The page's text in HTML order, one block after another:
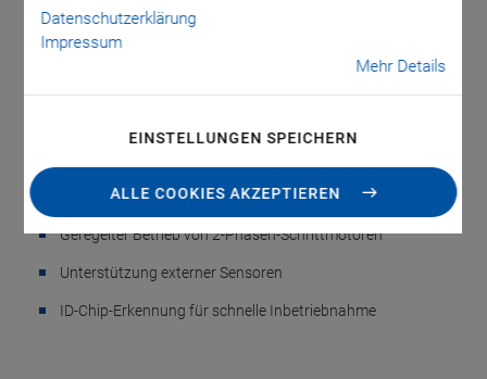
Datenschutzerklärung
Impressum
Mehr Details
EINSTELLUNGEN SPEICHERN
ALLE COOKIES AKZEPTIEREN
Controllermodul
Für modulares Controllersystem C-885
PIMotionMaster
Schneller Motorlauf (Ausgangsspannung 48 V, auch bei
niedrigerer Betriebsspannung)
Geregelter Betrieb von 2-Phasen-Schrittmotoren
Unterstützung externer Sensoren
ID-Chip-Erkennung für schnelle Inbetriebnahme